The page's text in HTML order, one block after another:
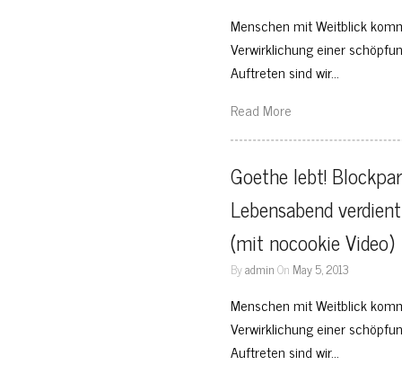
Menschen mit Weitblick
Verwirklichung einer
Auftreten sind wir…
Read More
Goethe lebt!
Lebensabend
(mit nocookie Video)
ByadminOn May 5, 2013
Menschen mit Weitblick
Verwirklichung einer
Auftreten sind wir…